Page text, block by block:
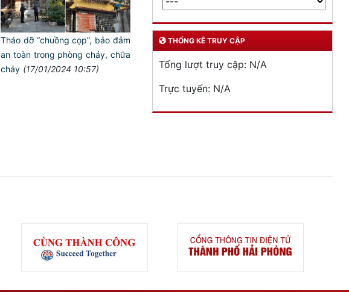
Tháo dỡ “chuồng cọp”, bảo đảm
an toàn trong phòng cháy, chữa
cháy (17/01/2024 10:57)
THỐNG KÊ TRUY CẬP
Tổng lượt truy cập: N/A
Trực tuyến: N/A